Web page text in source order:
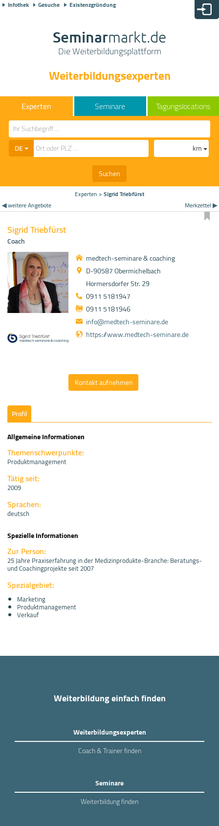
Infothek Gesuche Existenzgründung
Seminarmarkt.de
Die Weiterbildungsplattform
Weiterbildungsexperten
Seminare Tagungslocations
DE
km
Suchen
Experten >Sigrid Triebfürst
◀ weitere Angebote
Merkzettel ▶
Sigrid Triebfürst
Coach
medtech-seminare & coaching
D-90587 Obermichelbach
Hormersdorfer Str. 29
0911 5181947
0911 5181946
info@medtech-seminare.de
https://www.medtech-seminare.de
Kontakt aufnehmen
Profil
Allgemeine Informationen
Themenschwerpunkte:
Produktmanagement
Tätig seit:
2009
Sprachen:
deutsch
Spezielle Informationen
Zur Person:
25 Jahre Praxiserfahrung in der Medizinprodukte-Branche: Beratungs-
und Coachingprojekte seit 2007
Spezialgebiet:
Marketing
Produktmanagement
Verkauf
Weiterbildung einfach finden
Weiterbildungsexperten
Coach & Trainer finden
Seminare
Weiterbildung finden